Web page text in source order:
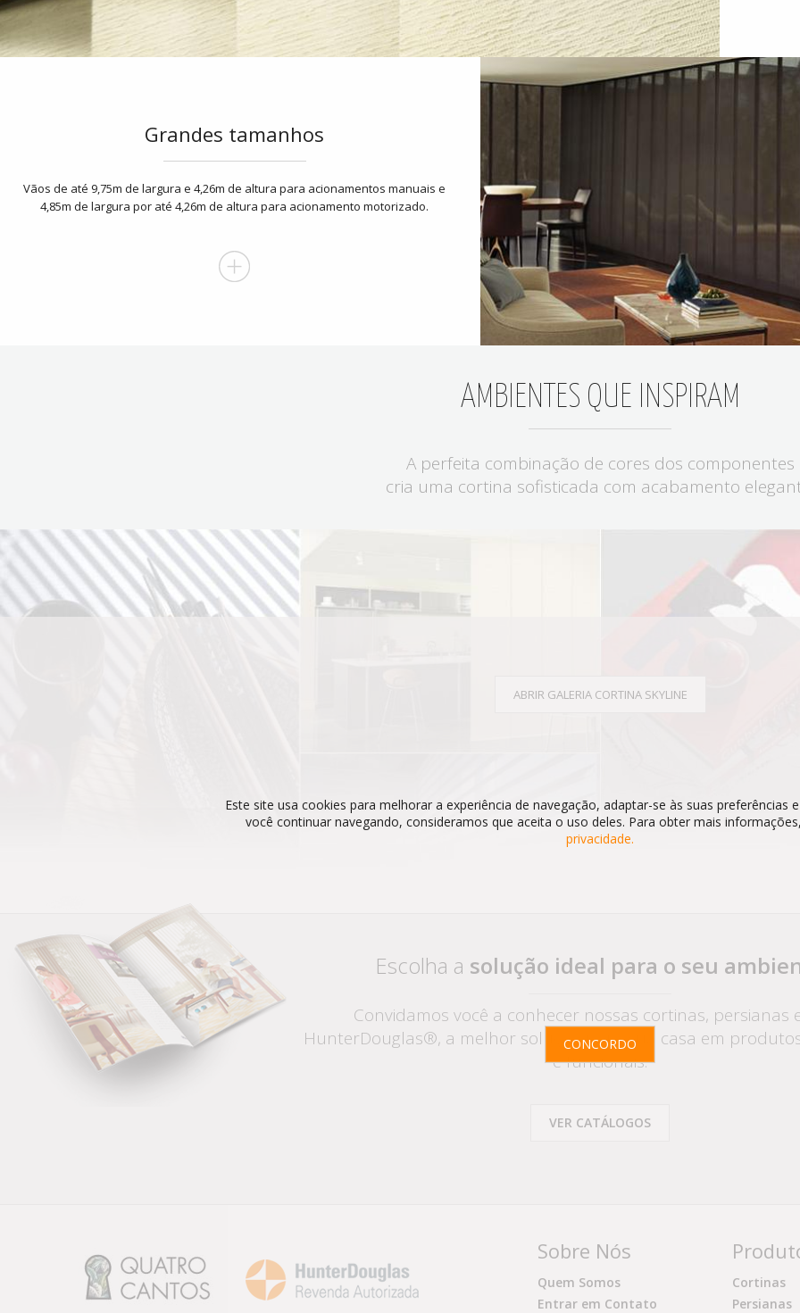
Este site usa cookies para melhorar a experiência de navegação, adaptar-se às suas preferências
você continuar navegando, consideramos que aceita o uso deles. Para obter mais
privacidade.
CONCORDO
Grandes tamanhos
Vãos de até 9,75m de largura e 4,26m de altura para acionamentos manuais e
4,85m de largura por até 4,26m de altura para acionamento motorizado.
AMBIENTES QUE INSPIRAM
A perfeita combinação de cores dos componentes
cria uma cortina sofisticada com acabamento
ABRIR GALERIA CORTINA SKYLINE
Escolha a solução ideal para o seu
Convidamos você a conhecer nossas cortinas, persianas
HunterDouglas®, a melhor solução para sua casa em
e funcionais.
VER CATÁLOGOS
Sobre Nós
Quem Somos
Entrar em Contato
Cortinas
Persianas